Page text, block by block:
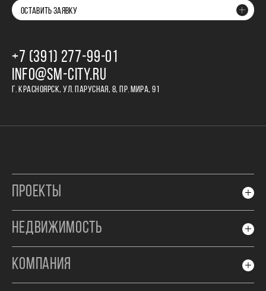
ОСТАВИТЬ ЗАЯВКУ
+7 (391) 277‒99‒01
INFO@SM-CITY.RU
Г. КРАСНОЯРСК, УЛ. ПАРУСНАЯ, 8, ПР. МИРА, 91
ПРОЕКТЫ
НЕДВИЖИМОСТЬ
КОМПАНИЯ